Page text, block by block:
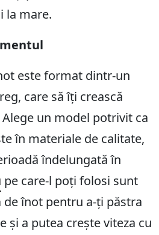
la mare.
este format dintr-un
care să îți crească
un model potrivit ca
în materiale de calitate,
îndelungată în
pe care-l poți folosi sunt
de înot pentru a-ți păstra
și a putea crește viteza cu